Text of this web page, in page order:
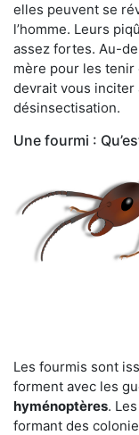
elles peuvent se
l’homme. Leurs
assez fortes. Au-
mère pour les
devrait vous inciter
désinsectisation.
Une fourmi :
Les fourmis sont
forment avec les
hyménoptères.
formant des